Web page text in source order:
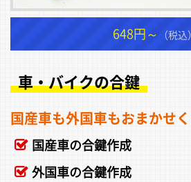
648円～ （税込）
車・バイクの合鍵
国産車も外国車もおまかせく
国産車の合鍵作成
外国車の合鍵作成